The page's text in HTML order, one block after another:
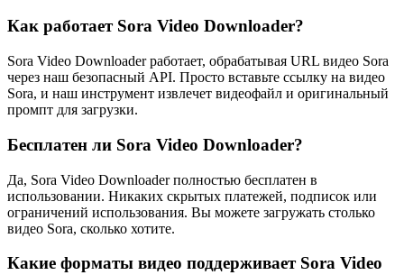
Как работает Sora Video Downloader?
Sora Video Downloader работает, обрабатывая URL видео Sora
через наш безопасный API. Просто вставьте ссылку на видео
Sora, и наш инструмент извлечет видеофайл и оригинальный
промпт для загрузки.
Бесплатен ли Sora Video Downloader?
Да, Sora Video Downloader полностью бесплатен в
использовании. Никаких скрытых платежей, подписок или
ограничений использования. Вы можете загружать столько
видео Sora, сколько хотите.
Какие форматы видео поддерживает Sora Video